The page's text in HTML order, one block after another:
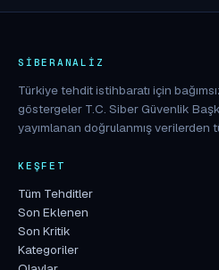
SIBERANALIZ
Türkiye tehdit istihbaratı için
göstergeler T.C. Siber Güvenlik
yayımlanan doğrulanmış verilerden
KEŞFET
Tüm Tehditler
Son Eklenen
Son Kritik
Kategoriler